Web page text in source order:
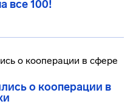
все 100!
о кооперации в